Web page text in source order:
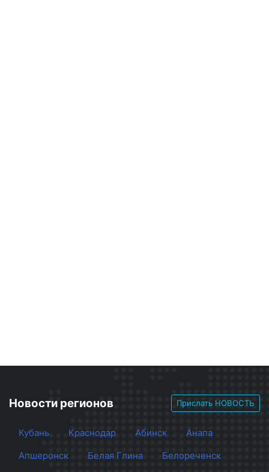
Новости регионов Прислать НОВОСТЬ
Кубань Краснодар Абинск
Анапа
Апшеронск
Белая Глина
Белореченск